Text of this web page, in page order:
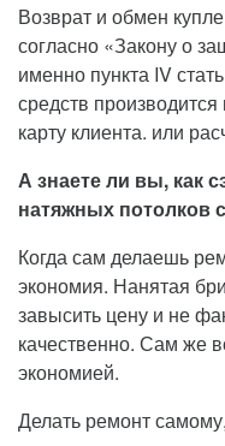
Возврат и обмен
согласно «Закону о
именно пункта IV
средств
карту клиента. или
А знаете ли вы, как
натяжных потолков
Когда сам делаешь
экономия. Нанятая
завысить цену и не
качественно. Сам же
экономией.
Делать ремонт